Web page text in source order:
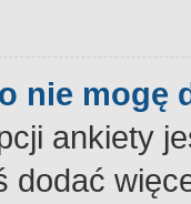
nie mogę
ankiety
dodać